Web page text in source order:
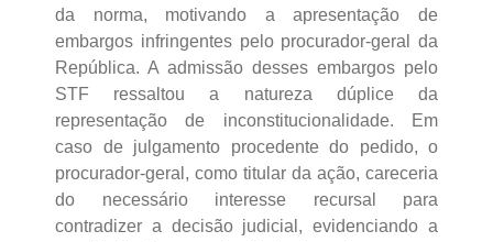
da norma, motivando a apresentação de
embargos infringentes pelo procurador-geral da
República. A admissão desses embargos pelo
STF ressaltou a natureza dúplice da
representação de inconstitucionalidade. Em
caso de julgamento procedente do pedido, o
procurador-geral, como titular da ação, careceria
do necessário interesse recursal para
contradizer a decisão judicial, evidenciando a